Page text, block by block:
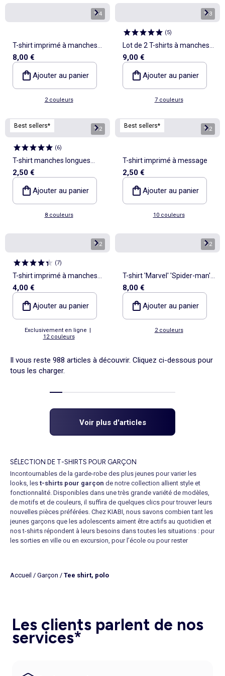
1/4
T-shirt imprimé à manches
longues
8,00 €
Ajouter au panier
2 couleurs
1/3
(5)
Lot de 2 T-shirts à manches
longues
9,00 €
Ajouter au panier
7 couleurs
Best sellers* 1/2
(6)
T-shirt manches longues
imprimé
2,50 €
Ajouter au panier
8 couleurs
Best sellers* 1/2
T-shirt imprimé à message
2,50 €
Ajouter au panier
10 couleurs
1/2
(7)
T-shirt imprimé à manches
longues
4,00 €
Ajouter au panier
Exclusivement en ligne |
12 couleurs
1/2
T-shirt 'Marvel' 'Spider-man'
à manches longues
8,00 €
Ajouter au panier
2 couleurs
Il vous reste 988 articles à découvrir. Cliquez ci-dessous pour
tous les charger.
Voir plus d'articles
SÉLECTION DE T-SHIRTS POUR GARÇON
Incontournables de la garde-robe des plus jeunes pour varier les
looks, les t-shirts pour garçon de notre collection allient style et
fonctionnalité. Disponibles dans une très grande variété de modèles,
de motifs et de couleurs, il suffira de quelques clics pour trouver leurs
nouvelles pièces préférées. Chez KIABI, nous savons combien tant les
jeunes garçons que les adolescents aiment être actifs au quotidien et
nos t-shirts répondent à leurs besoins dans toutes les situations : pour
les sorties en ville ou en excursion, pour l’école ou pour rester
vous convaincront par leur qualité. Ils sont disponibles dans des tailles
, léger et pratique, qui deviendra le complice indispensable à
toutes leurs aventures. Cette pièce et tant d’autres font partie de notre
ligne exclusive appelée Éco-Conception et fabriquée uniquement avec
du coton certifié bio afin de soutenir notre engagement en faveur de la
STANDARD 100, vous avez l’assurance que tous les composants des
Accueil / Garçon / Tee shirt, polo
Les clients parlent de nos
services*